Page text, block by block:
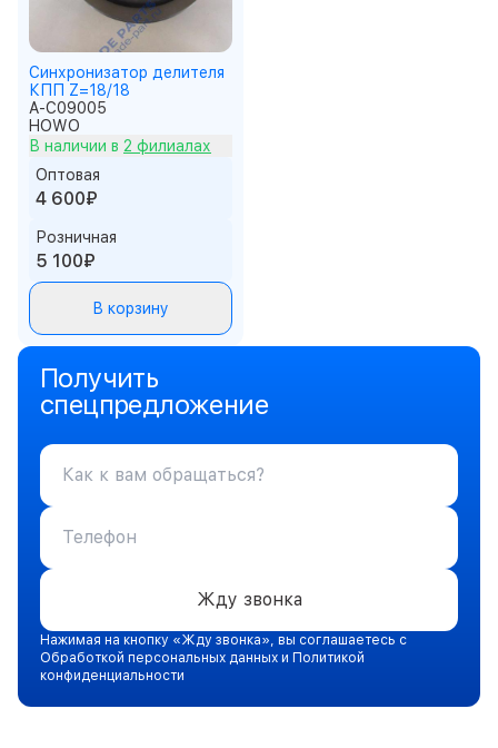
Синхронизатор делителя
КПП Z=18/18
A-C09005
HOWO
В наличии в 2 филиалах
Оптовая
4 600₽
Розничная
5 100₽
В корзину
Получить
спецпредложение
Жду звонка
Нажимая на кнопку «Жду звонка», вы соглашаетесь с
Обработкой персональных данных и Политикой
конфиденциальности